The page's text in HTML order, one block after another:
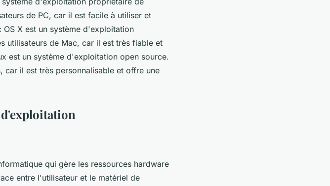
de PC, car il est facile à utiliser et
X est un système d'exploitation
utilisateurs de Mac, car il est très fiable et
est un système d'exploitation open source.
car il est très personnalisable et offre une
d'exploitation
qui gère les ressources hardware
entre l'utilisateur et le matériel de